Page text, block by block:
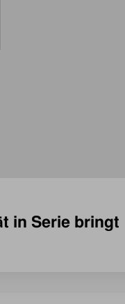
in Serie bringt